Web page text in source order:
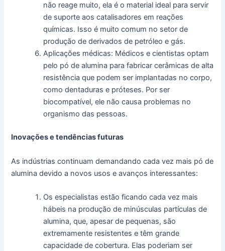
não reage muito, ela é o material ideal para servir
de suporte aos catalisadores em reações
químicas. Isso é muito comum no setor de
produção de derivados de petróleo e gás.
Aplicações médicas: Médicos e cientistas optam
pelo pó de alumina para fabricar cerâmicas de alta
resistência que podem ser implantadas no corpo,
como dentaduras e próteses. Por ser
biocompatível, ele não causa problemas no
organismo das pessoas.
Inovações e tendências futuras
As indústrias continuam demandando cada vez mais pó de
alumina devido a novos usos e avanços interessantes:
Os especialistas estão ficando cada vez mais
hábeis na produção de minúsculas partículas de
alumina, que, apesar de pequenas, são
extremamente resistentes e têm grande
capacidade de cobertura. Elas poderiam ser